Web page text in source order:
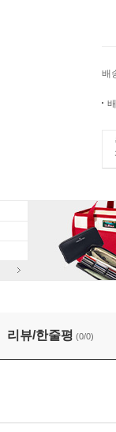
배
Artificial
리뷰/한줄평 (0/0)